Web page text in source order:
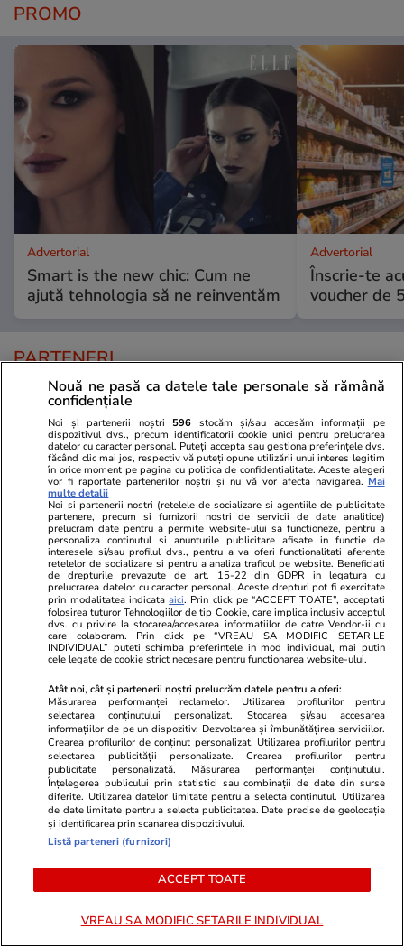
PROMO
Advertorial
Smart is the new chic: Cum ne
ajută tehnologia să ne reinventăm
Advertorial
Înscrie-te
voucher de
PARTENERI
Wowbiz.ro
Andreea Ibacka a izbucnit în
plâns! Ce a emoționat-o până la
lacrimi pe vedetă: „Nu-mi mai e
Redactia.ro
Anastasia
căutată de
găsită fără
Alert
POLITIC
Politică 06:21
Sorin Grindeanu anunță data la
care România ar putea avea un
nou Guvern: „Nu rămânem în
Nouă ne pasă ca datele tale personale să rămână
confidențiale
Noi și partenerii noștri 596 stocăm și/sau accesăm informații pe
dispozitivul dvs., precum identificatorii cookie unici pentru prelucrarea
datelor cu caracter personal. Puteți accepta sau gestiona preferințele dvs.
făcând clic mai jos, respectiv vă puteți opune utilizării unui interes legitim
în orice moment pe pagina cu politica de confidențialitate. Aceste alegeri
vor fi raportate partenerilor noștri și nu vă vor afecta navigarea. Mai
multe detalii
Noi si partenerii nostri (retelele de socializare si agentiile de publicitate
partenere, precum si furnizorii nostri de servicii de date analitice)
prelucram date pentru a permite website-ului sa functioneze, pentru a
personaliza continutul si anunturile publicitare afisate in functie de
interesele si/sau profilul dvs., pentru a va oferi functionalitati aferente
retelelor de socializare si pentru a analiza traficul pe website. Beneficiati
de drepturile prevazute de art. 15-22 din GDPR in legatura cu
prelucrarea datelor cu caracter personal. Aceste drepturi pot fi exercitate
prin modalitatea indicataaici. Prin click pe “ACCEPT TOATE”, acceptati
folosirea tuturor Tehnologiilor de tip Cookie, care implica inclusiv acceptul
dvs. cu privire la stocarea/accesarea informatiilor de catre Vendor-ii cu
care colaboram. Prin click pe “VREAU SA MODIFIC SETARILE
INDIVIDUAL” puteti schimba preferintele in mod individual, mai putin
cele legate de cookie strict necesare pentru functionarea website-ului.
Atât noi, cât și partenerii noștri prelucrăm datele pentru a oferi:
Măsurarea performanței reclamelor. Utilizarea profilurilor pentru
selectarea conținutului personalizat. Stocarea și/sau accesarea
informațiilor de pe un dispozitiv. Dezvoltarea și îmbunătățirea serviciilor.
Crearea profilurilor de conținut personalizat. Utilizarea profilurilor pentru
selectarea publicității personalizate. Crearea profilurilor pentru
publicitate personalizată. Măsurarea performanței conținutului.
Înțelegerea publicului prin statistici sau combinații de date din surse
diferite. Utilizarea datelor limitate pentru a selecta conținutul. Utilizarea
de date limitate pentru a selecta publicitatea. Date precise de geolocație
și identificarea prin scanarea dispozitivului.
Listă parteneri (furnizori)
ACCEPT TOATE
VREAU SA MODIFIC SETARILE INDIVIDUAL